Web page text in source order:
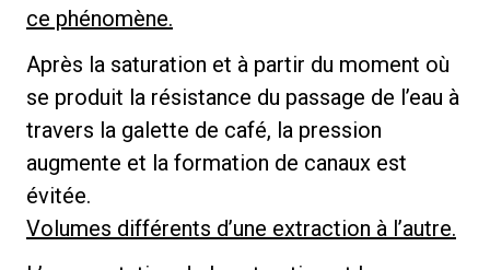
ce phénomène.
Après la saturation et à partir du moment où
se produit la résistance du passage de l’eau à
travers la galette de café, la pression
augmente et la formation de canaux est
évitée.
Volumes différents d’une extraction à l’autre.